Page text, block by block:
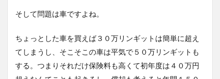
そして問題は車ですよね。
ちょっとした車を買えば３０万リンギットは簡単に超え
てしまうし、そこそこの車は平気で５０万リンギットも
する。つまりそれだけ保険料も高くて初年度は４０万円